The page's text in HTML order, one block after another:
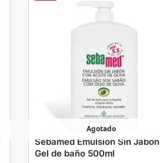
Agotado
Sebamed Emulsion Sin Jabon
Gel de baño 500ml